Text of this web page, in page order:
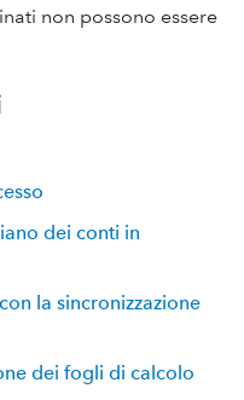
non possono essere
dei conti in
la sincronizzazione
dei fogli di calcolo